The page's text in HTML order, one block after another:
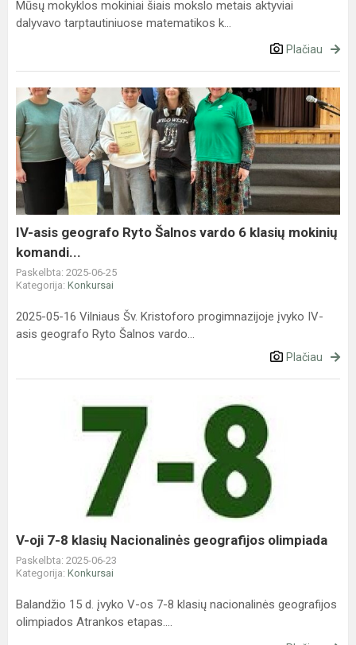
Mūsų mokyklos mokiniai šiais mokslo metais aktyviai
dalyvavo tarptautiniuose matematikos k...
Plačiau
IV-
asis
geografo
Ryto
Šalnos
vardo
6
klasių
mokinių
komandi...
IV-asis geografo Ryto Šalnos vardo 6 klasių mokinių
komandi...
Paskelbta: 2025-06-25
Kategorija: Konkursai
2025-05-16 Vilniaus Šv. Kristoforo progimnazijoje įvyko IV-
asis geografo Ryto Šalnos vardo...
Plačiau
olimpiada
V-oji 7-8 klasių Nacionalinės geografijos olimpiada
Paskelbta: 2025-06-23
Kategorija: Konkursai
Balandžio 15 d. įvyko V-os 7-8 klasių nacionalinės geografijos
olimpiados Atrankos etapas....